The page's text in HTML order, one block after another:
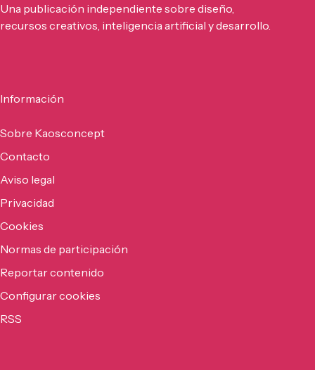
Una publicación independiente sobre diseño,
recursos creativos, inteligencia artificial y desarrollo.
Información
Sobre Kaosconcept
Contacto
Aviso legal
Privacidad
Cookies
Normas de participación
Reportar contenido
Configurar cookies
RSS